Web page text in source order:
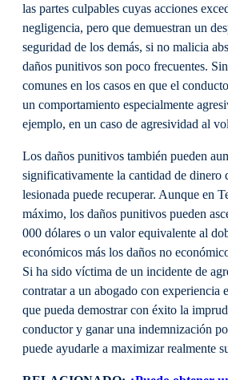
las partes culpables cuyas acciones
negligencia, pero que demuestran un
seguridad de los demás, si no malicia
daños punitivos son poco frecuentes.
comunes en los casos en que el
un comportamiento especialmente
ejemplo, en un caso de agresividad al
Los daños punitivos también pueden
significativamente la cantidad de dinero
lesionada puede recuperar. Aunque en
máximo, los daños punitivos pueden
000 dólares o un valor equivalente al
económicos más los daños no
Si ha sido víctima de un incidente de
contratar a un abogado con experiencia
que pueda demostrar con éxito la
conductor y ganar una indemnización
puede ayudarle a maximizar realmente